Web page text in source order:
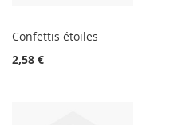
Confettis étoiles
2,58 €